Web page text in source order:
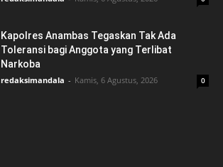
Kapolres Anambas Tegaskan Tak Ada
Toleransi bagi Anggota yang Terlibat
Narkoba
redaksimandala - Kamis, 6 Agustus, 2026 0